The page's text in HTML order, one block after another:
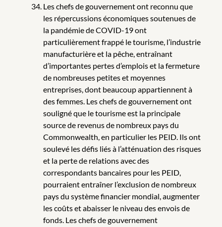
Les chefs de gouvernement ont reconnu que
les répercussions économiques soutenues de
la pandémie de COVID-19 ont
particulièrement frappé le tourisme, l’industrie
manufacturière et la pêche, entraînant
d’importantes pertes d’emplois et la fermeture
de nombreuses petites et moyennes
entreprises, dont beaucoup appartiennent à
des femmes. Les chefs de gouvernement ont
souligné que le tourisme est la principale
source de revenus de nombreux pays du
Commonwealth, en particulier les PEID. Ils ont
soulevé les défis liés à l’atténuation des risques
et la perte de relations avec des
correspondants bancaires pour les PEID,
pourraient entraîner l’exclusion de nombreux
pays du système financier mondial, augmenter
les coûts et abaisser le niveau des envois de
fonds. Les chefs de gouvernement